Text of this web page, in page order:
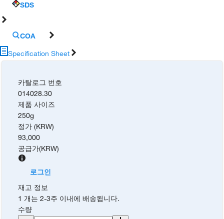
SDS
COA
Specification Sheet
카탈로그 번호
014028.30
제품 사이즈
250g
정가 (KRW)
93,000
공급가(KRW)
로그인
재고 정보
1 개는 2-3주 이내에 배송됩니다.
수량